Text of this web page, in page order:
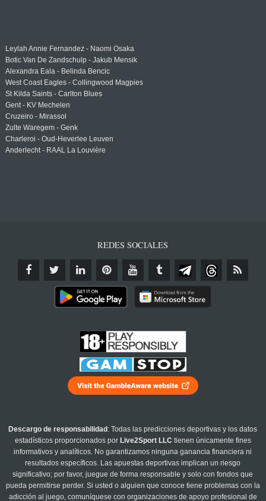
Leylah Annie Fernandez - Naomi Osaka
Botic Van De Zandschulp - Jakub Mensik
Alexandra Eala - Belinda Bencic
West Coast Eagles - Collingwood Magpies
St Kilda Saints - Carlton Blues
Gent - KV Mechelen
Cruzeiro - Mirassol
Zulte Waregem - Genk
Charleroi - Oud-Heverlee Leuven
Anderlecht - RAAL La Louvière
REDES SOCIALES
Descargo de responsabilidad : Todas las predicciones deportivas y los datos
estadísticos proporcionados por Live2Sport LLC tienen únicamente fines
informativos y analíticos. No garantizamos ninguna ganancia financiera ni
resultados específicos. Las apuestas deportivas implican un riesgo
significativo; por favor, juegue de forma responsable y solo con fondos que
pueda permitirse perder. Si usted o alguien que conoce tiene problemas con la
adicción al juego, comuníquese con organizaciones de apoyo profesional de